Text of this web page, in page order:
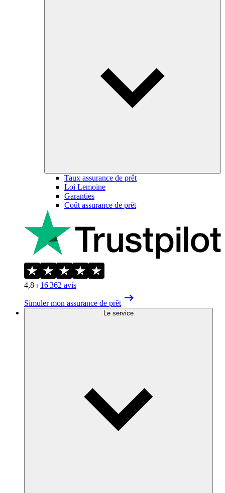
Taux assurance de prêt
Loi Lemoine
Garanties
Coût assurance de prêt
4,8 ⏐ 16 362 avis
Simuler mon assurance de prêt
Le service